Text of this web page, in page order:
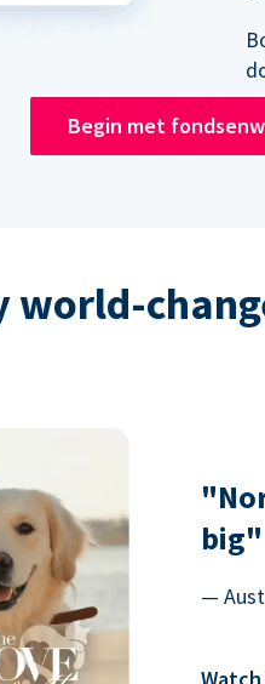
Begin met
world-
big"
—